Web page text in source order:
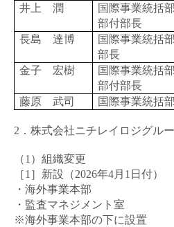
井上 潤
国際事業統括
部付部長
長島 達博
国際事業統括
部長
金子 宏樹
国際事業統括
部付部長
藤原 武司
国際事業統括
2．株式会社ニチレイロジグル
（1）組織変更
［1］新設（2026年4月 1 日付）
・海外事業本部
・監査マネジメント室
※海外事業本部の下に設置